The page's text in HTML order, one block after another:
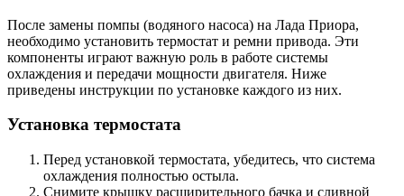
После замены помпы (водяного насоса) на Лада Приора,
необходимо установить термостат и ремни привода. Эти
компоненты играют важную роль в работе системы
охлаждения и передачи мощности двигателя. Ниже
приведены инструкции по установке каждого из них.
Установка термостата
Перед установкой термостата, убедитесь, что система
охлаждения полностью остыла.
Снимите крышку расширительного бачка и сливной